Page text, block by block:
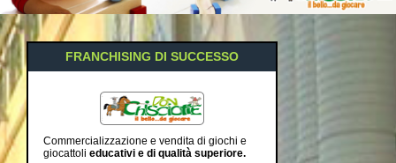
FRANCHISING DI SUCCESSO
Commercializzazione e vendita di giochi e
giocattoli educativi e di qualità superiore.